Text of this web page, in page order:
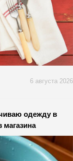
6 августа 2026
одежду в
магазина